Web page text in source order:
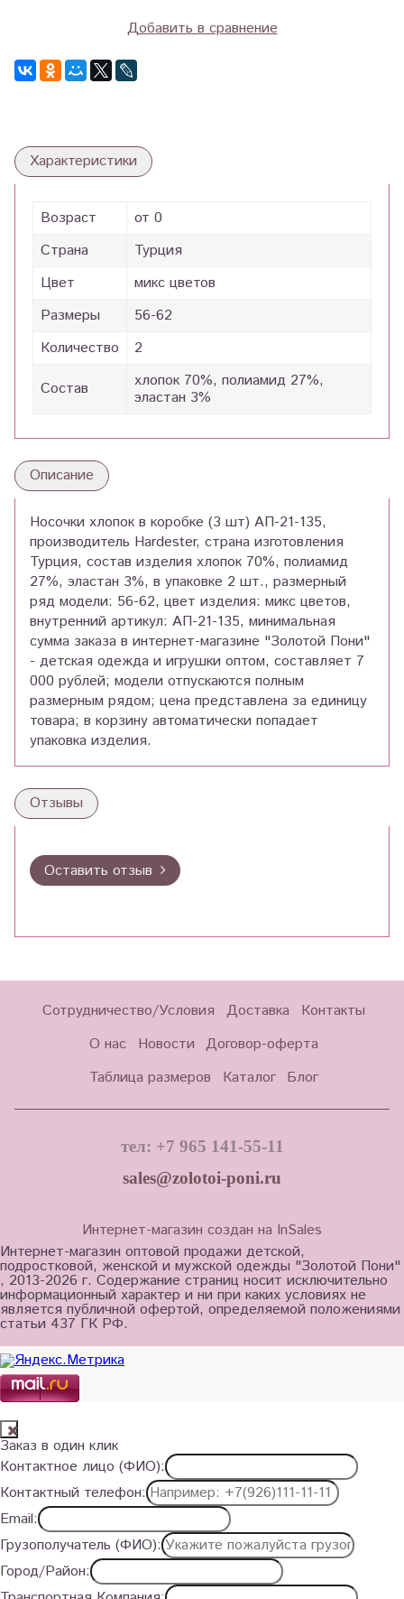
Добавить в сравнение
Характеристики
Возраст
от 0
Страна
Турция
Цвет
микс цветов
Размеры
56-62
Количество
2
Состав
хлопок 70%, полиамид 27%,
эластан 3%
Описание
Носочки хлопок в коробке (3 шт) АП-21-135,
производитель Hardester, страна изготовления
Турция, состав изделия хлопок 70%, полиамид
27%, эластан 3%, в упаковке 2 шт., размерный
ряд модели: 56-62, цвет изделия: микс цветов,
внутренний артикул: АП-21-135, минимальная
сумма заказа в интернет-магазине "Золотой Пони"
- детская одежда и игрушки оптом, составляет 7
000 рублей; модели отпускаются полным
размерным рядом; цена представлена за единицу
товара; в корзину автоматически попадает
упаковка изделия.
Отзывы
Оставить отзыв
Сотрудничество/Условия Доставка
Контакты
О нас
Новости Договор-оферта
Таблица размеров
Каталог Блог
тел: +7 965 141-55-11
sales@zolotoi-poni.ru
Интернет-магазин создан на InSales
Интернет-магазин оптовой продажи детской,
подростковой, женской и мужской одежды "Золотой Пони"
, 2013-2026 г. Содержание страниц носит исключительно
информационный характер и ни при каких условиях не
является публичной офертой, определяемой положениями
статьи 437 ГК РФ.
Заказ в один клик
Контактное лицо (ФИО):
Контактный телефон:
Email:
Грузополучатель (ФИО):
Город/Район: